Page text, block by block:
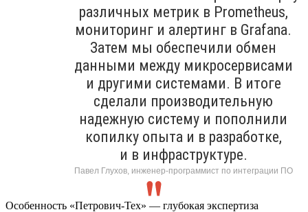
различных метрик в Prometheus,
мониторинг и алертинг в Grafana.
Затем мы обеспечили обмен
данными между микросервисами
и другими системами. В итоге
сделали производительную
надежную систему и пополнили
копилку опыта и в разработке,
и в инфраструктуре.
Павел Глухов, инженер-программист по интеграции ПО
Особенность «Петрович-Тех» — глубокая экспертиза